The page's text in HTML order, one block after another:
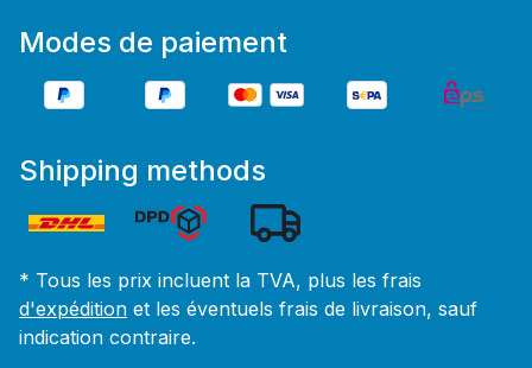
Modes de paiement
Shipping methods
* Tous les prix incluent la TVA, plus les frais
d'expédition et les éventuels frais de livraison, sauf
indication contraire.